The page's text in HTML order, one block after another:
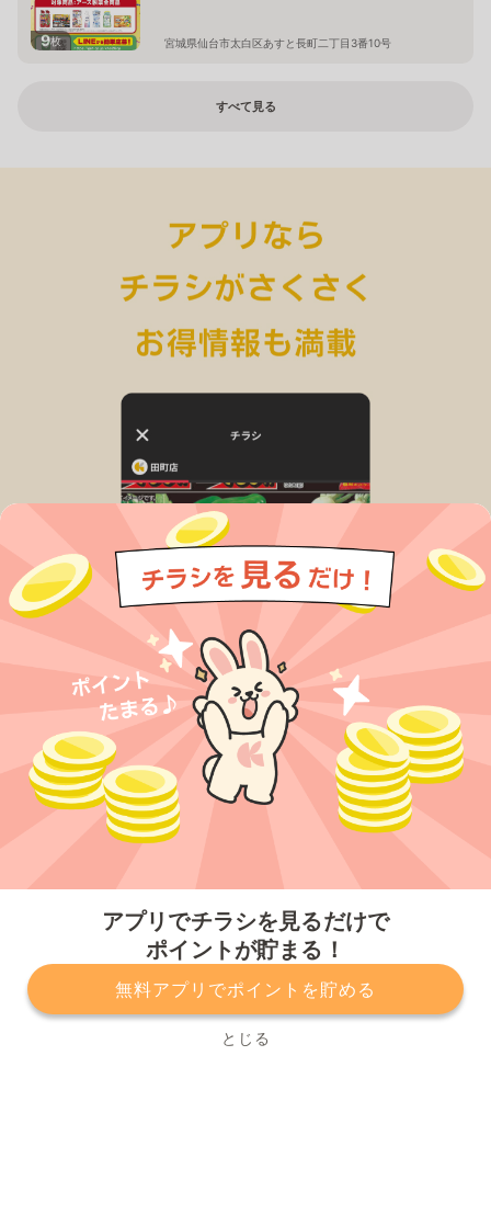
アプリでチラシを見るだけで
ポイントが貯まる！
無料アプリでポイントを貯める
とじる
9枚 宮城県仙台市太白区あすと長町二丁目3番10号
すべて見る
プライバシーポリシー 利用規約
運営会社
サービスに関してのお問い合わせ